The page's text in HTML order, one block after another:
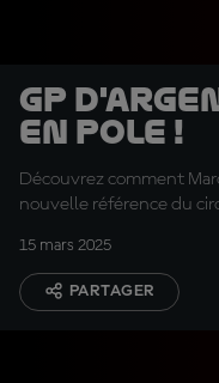
GP
en pole !
Découvrez comment
nouvelle référence du
15 mars 2025
PARTAGER